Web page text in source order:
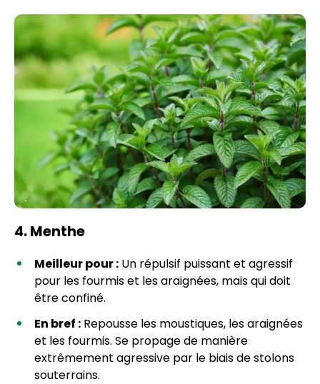
4. Menthe
Meilleur pour : Un répulsif puissant et agressif
pour les fourmis et les araignées, mais qui doit
être confiné.
En bref : Repousse les moustiques, les araignées
et les fourmis. Se propage de manière
extrêmement agressive par le biais de stolons
souterrains.